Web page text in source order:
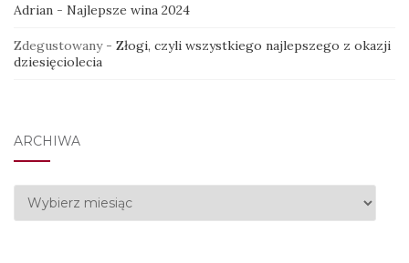
Adrian - Najlepsze wina 2024
Zdegustowany- Złogi, czyli wszystkiego najlepszego z okazji
dziesięciolecia
ARCHIWA
Archiwa